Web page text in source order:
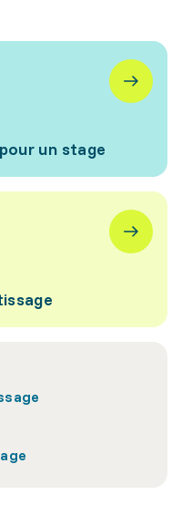
un stage